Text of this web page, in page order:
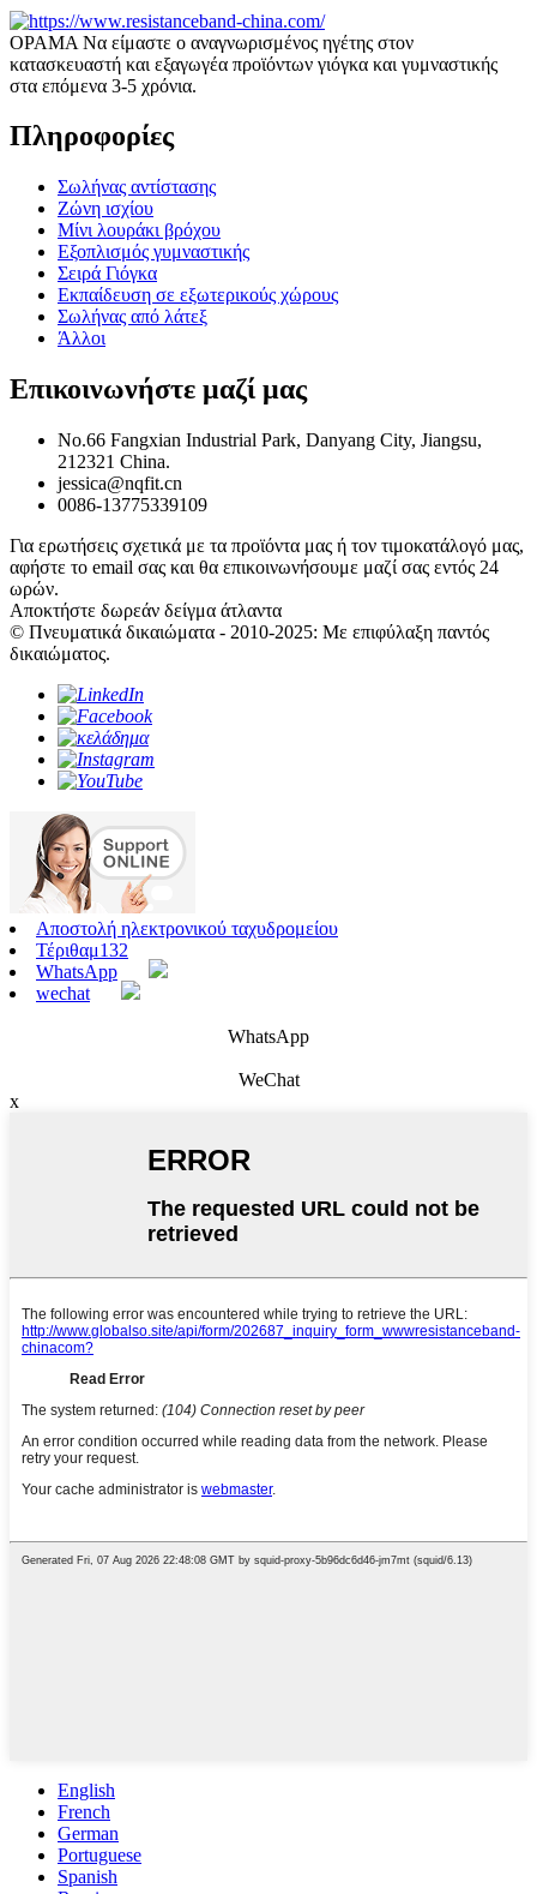
ΟΡΑΜΑ Να είμαστε ο αναγνωρισμένος ηγέτης στον
κατασκευαστή και εξαγωγέα προϊόντων γιόγκα και γυμναστικής
στα επόμενα 3-5 χρόνια.
Πληροφορίες
Σωλήνας αντίστασης
Ζώνη ισχίου
Μίνι λουράκι βρόχου
Εξοπλισμός γυμναστικής
Σειρά Γιόγκα
Εκπαίδευση σε εξωτερικούς χώρους
Σωλήνας από λάτεξ
Άλλοι
Επικοινωνήστε μαζί μας
No.66 Fangxian Industrial Park, Danyang City, Jiangsu,
212321 China.
jessica@nqfit.cn
0086-13775339109
Για ερωτήσεις σχετικά με τα προϊόντα μας ή τον τιμοκατάλογό μας,
αφήστε το email σας και θα επικοινωνήσουμε μαζί σας εντός 24
ωρών.
Αποκτήστε δωρεάν δείγμα άτλαντα
© Πνευματικά δικαιώματα - 2010-2025: Με επιφύλαξη παντός
δικαιώματος.
Αποστολή ηλεκτρονικού ταχυδρομείου
Τέριθαμ132
WhatsApp
wechat
WhatsApp
WeChat
x
English
French
German
Portuguese
Spanish